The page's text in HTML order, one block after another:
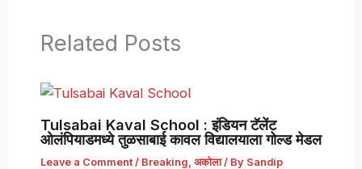
Related Posts
Tulsabai Kaval School : इंडियन टॅलेंट
ओलंपियाडमध्ये तुळसाबाई कावल विद्यालयाला गोल्ड मेडल
Leave a Comment / Breaking अकोला/ By Sandip